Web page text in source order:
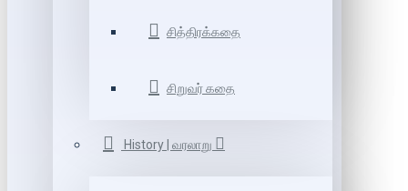
சித்திரக்கதை
சிறுவர் கதை
History | வரலாறு